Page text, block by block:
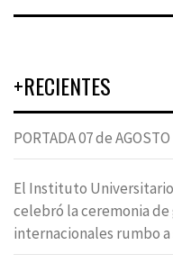
+RECIENTES
PORTADA 07 de AGOSTO
El Instituto
celebró la ceremonia de
internacionales rumbo